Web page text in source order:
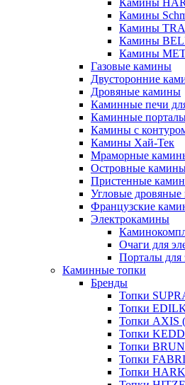
Камины
Камины
Камины
Камины
Камины
Газовые камины
Двусторонние
Дровяные камины
Каминные печи
Каминные
Камины с
Камины Хай-Тек
Мраморные
Островные
Пристенные
Угловые
Французские
Электрокамины
Очаги для
Порталы для
Каминные топки
Бренды
Топки
Топки
Топки AXIS
Топки
Топки
Топки
Топки